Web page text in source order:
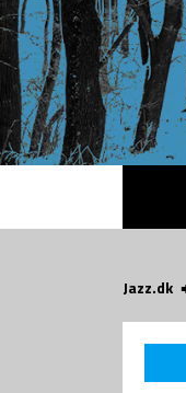
Jazz.dk